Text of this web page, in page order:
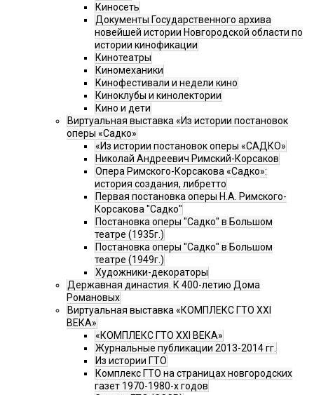
Киносеть
Документы Государственного архива
новейшей истории Новгородской области по
истории кинофикации
Кинотеатры
Киномеханики
Кинофестивали и недели кино
Киноклубы и кинолектории
Кино и дети
Виртуальная выставка «Из истории постановок
оперы «Садко»
«Из истории постановок оперы «САДКО»
Николай Андреевич Римский-Корсаков
Опера Римского-Корсакова «Садко»:
история создания, либретто
Первая постановка оперы Н.А. Римского-
Корсакова "Садко"
Постановка оперы "Садко" в Большом
театре (1935г.)
Постановка оперы "Садко" в Большом
театре (1949г.)
Художники-декораторы
Державная династия. К 400-летию Дома
Романовых
Виртуальная выставка «КОМПЛЕКС ГТО XXI
ВЕКА»
«КОМПЛЕКС ГТО XXI ВЕКА»
Журнальные публикации 2013-2014 гг.
Из истории ГТО
Комплекс ГТО на страницах новгородских
газет 1970-1980-х годов